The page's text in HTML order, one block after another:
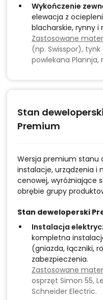
Wykończenie
elewacja z
blacharskie, rynny i
Zastosowane
(np. Swisspor),
powlekana Plannja,
Stan deweloperski
Premium
Wersja premium stanu
instalacje, urządzenia i
cenowej, wyróżniające
obrębie grupy
Stan deweloperski
Instalacja
kompletna
(gniazda, łączniki,
zabezpieczenia.
Zastosowane
osprzęt Simon 55,
Schneider Electric.